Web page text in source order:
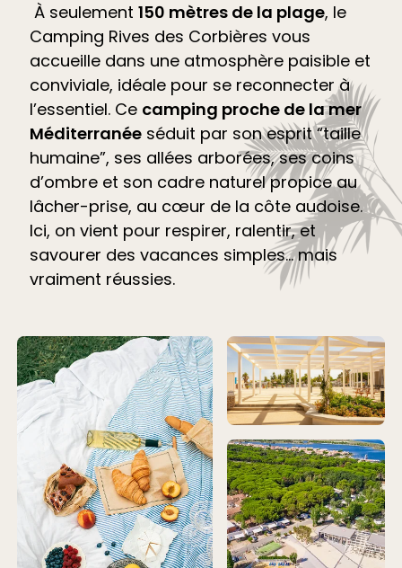
À seulement150 mètres de la plage, le
Camping Rives des Corbières vous
accueille dans une atmosphère paisible et
conviviale, idéale pour se reconnecter à
l’essentiel. Ce camping proche de la mer
Méditerranée séduit par son esprit “taille
humaine”, ses allées arborées, ses coins
d’ombre et son cadre naturel propice au
lâcher-prise, au cœur de la côte audoise.
Ici, on vient pour respirer, ralentir, et
savourer des vacances simples… mais
vraiment réussies.